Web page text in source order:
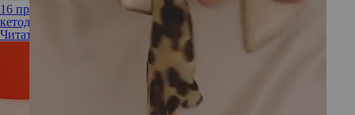
16 продуктов, богатых биотином (особенно нужны на
кетодиете)
Читать полностью